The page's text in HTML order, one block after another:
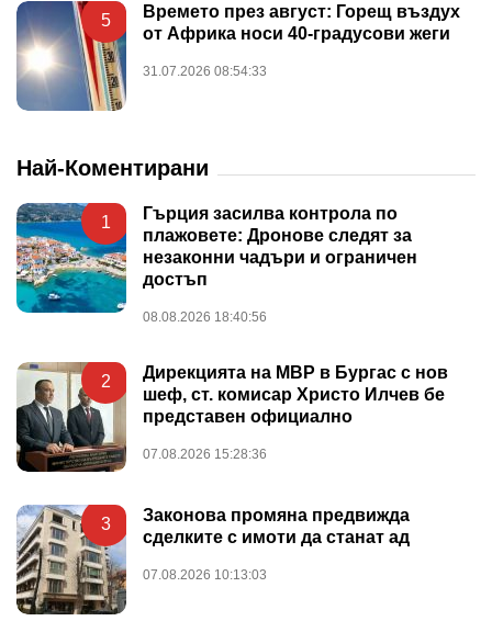
5
Времето през август: Горещ въздух
от Африка носи 40-градусови жеги
31.07.2026 08:54:33
Най-Коментирани
1
Гърция засилва контрола по
плажовете: Дронове следят за
незаконни чадъри и ограничен
достъп
08.08.2026 18:40:56
2
Дирекцията на МВР в Бургас с нов
шеф, ст. комисар Христо Илчев бе
представен официално
07.08.2026 15:28:36
3
Законова промяна предвижда
сделките с имоти да станат ад
07.08.2026 10:13:03